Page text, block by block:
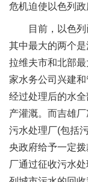
危机迫使以色列政
目前，以色
其中最大的两个
拉维夫市和北部
家水务公司兴建
经过处理后的水
产灌溉。而吉雄
污水处理厂(包括
央政府给予一定
厂通过征收污水